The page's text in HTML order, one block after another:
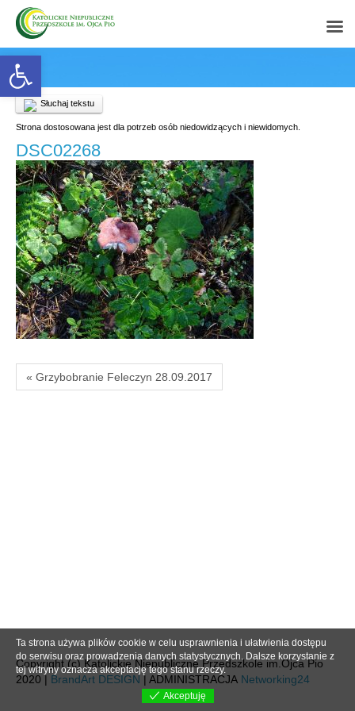
Open toolbar
Słuchaj tekstu
Strona dostosowana jest dla potrzeb osób niedowidzących i niewidomych.
DSC02268
« Grzybobranie Feleczyn 28.09.2017
Copyright (c) Katolickie Niepubliczne Przedszkole im.Ojca Pio
2020 | BrandArt DESIGN | ADMINISTRACJA Networking24
Ta strona używa plików cookie w celu usprawnienia i ułatwienia dostępu
do serwisu oraz prowadzenia danych statystycznych. Dalsze korzystanie z
tej witryny oznacza akceptację tego stanu rzeczy.
Akceptuję